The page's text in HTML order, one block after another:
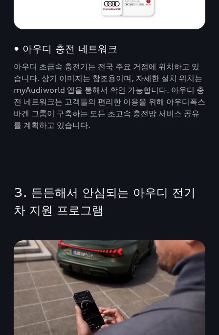
• 아우디 충전 네트워크
아우디 초급속 충전기는 전국 주요 거점에 위치하고 있
습니다. 상기 이미지는 참조용이며, 자세한 설치 위치는
myAudiworld 앱을 통해서 확인 가능합니다. 아우디 충
전 네트워크는 고객들의 편리한 이용을 위해 아우디폭스
바겐 그룹이 구축하는 모든 초고속 충전망 서비스 공유
를 계획하고 있습니다.
3. 든든해서 안심되는 아우디 전기
차 지원 프로그램